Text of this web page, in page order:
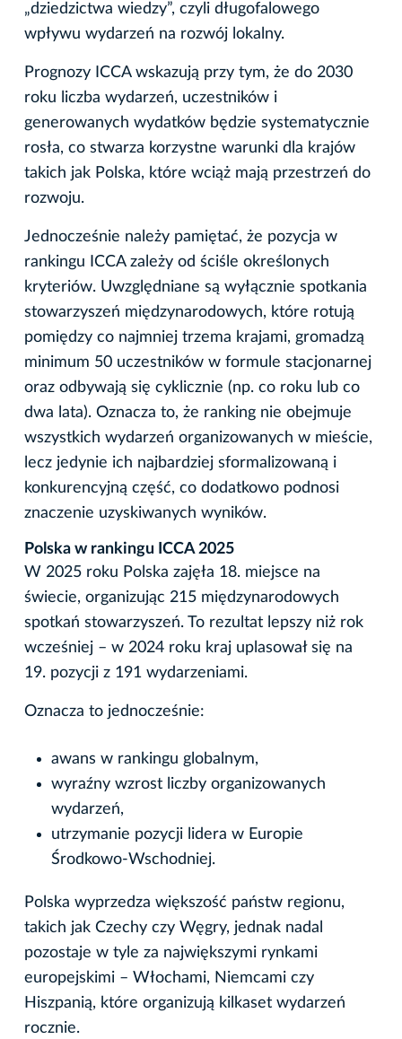
„dziedzictwa wiedzy”, czyli długofalowego
wpływu wydarzeń na rozwój lokalny.
Prognozy ICCA wskazują przy tym, że do 2030
roku liczba wydarzeń, uczestników i
generowanych wydatków będzie systematycznie
rosła, co stwarza korzystne warunki dla krajów
takich jak Polska, które wciąż mają przestrzeń do
rozwoju.
Jednocześnie należy pamiętać, że pozycja w
rankingu ICCA zależy od ściśle określonych
kryteriów. Uwzględniane są wyłącznie spotkania
stowarzyszeń międzynarodowych, które rotują
pomiędzy co najmniej trzema krajami, gromadzą
minimum 50 uczestników w formule stacjonarnej
oraz odbywają się cyklicznie (np. co roku lub co
dwa lata). Oznacza to, że ranking nie obejmuje
wszystkich wydarzeń organizowanych w mieście,
lecz jedynie ich najbardziej sformalizowaną i
konkurencyjną część, co dodatkowo podnosi
znaczenie uzyskiwanych wyników.
Polska w rankingu ICCA 2025
W 2025 roku Polska zajęła 18. miejsce na
świecie, organizując 215 międzynarodowych
spotkań stowarzyszeń. To rezultat lepszy niż rok
wcześniej – w 2024 roku kraj uplasował się na
19. pozycji z 191 wydarzeniami.
Oznacza to jednocześnie:
awans w rankingu globalnym,
wyraźny wzrost liczby organizowanych
wydarzeń,
utrzymanie pozycji lidera w Europie
Środkowo‑Wschodniej.
Polska wyprzedza większość państw regionu,
takich jak Czechy czy Węgry, jednak nadal
pozostaje w tyle za największymi rynkami
europejskimi – Włochami, Niemcami czy
Hiszpanią, które organizują kilkaset wydarzeń
rocznie.